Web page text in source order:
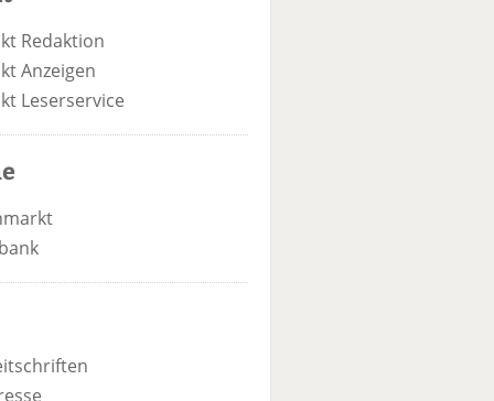
Redaktion
Anzeigen
Leserservice